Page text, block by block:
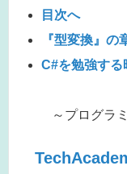
目次へ
『型変換』の
C#を勉強する
～プログラ